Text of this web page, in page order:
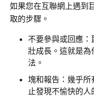
如果您在互聯網上遇到
取的步驟。
不要參與或回應
壯成長。這就是
法。
塊和報告：幾乎
止發現不愉快的人